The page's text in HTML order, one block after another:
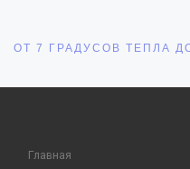
Главная